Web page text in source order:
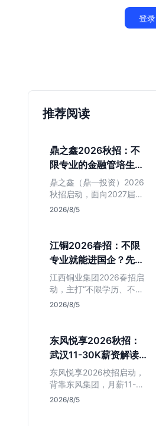
登录
推荐阅读
鼎之鑫2026秋招：不
限专业的金融管培生值
得投吗？
鼎之鑫（鼎一投资）2026
秋招启动，面向2027届推
出不限专业管培生。本文
槛，帮你判断是否值得投
递。
2026/8/5
江铜2026春招：不限
专业就能进国企？先看
清这几点再投
江西铜业集团2026春招启
动，主打“不限学历、不限
专业”。本文拆解其背后的
应届生判断是否值得作为
国企兜底选项。
2026/8/5
东风悦享2026秋招：
武汉11-30K薪资解读
与避坑指南
东风悦享2026校招启动，
背靠东风集团，月薪11-
30K在武汉极具竞争力。
2026/8/5